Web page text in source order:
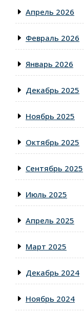
Апрель 2026
Февраль 2026
Январь 2026
Декабрь 2025
Ноябрь 2025
Октябрь 2025
Сентябрь 2025
Июль 2025
Апрель 2025
Март 2025
Декабрь 2024
Ноябрь 2024